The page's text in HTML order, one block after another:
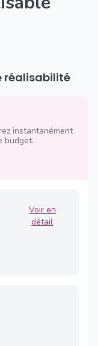
réalisabilité
instantanément
budget.
Voir en
détail